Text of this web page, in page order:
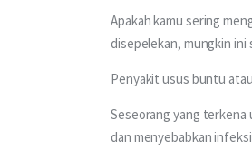
Apakah kamu sering
disepelekan, mungkin ini
Penyakit usus buntu
Seseorang yang terkena
dan menyebabkan